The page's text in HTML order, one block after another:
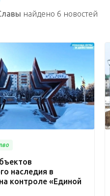
найдено 6 новостей
наследия в
контроле «Единой